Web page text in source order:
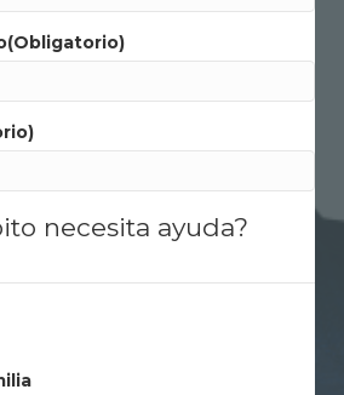
(Obligatorio)
necesita ayuda?